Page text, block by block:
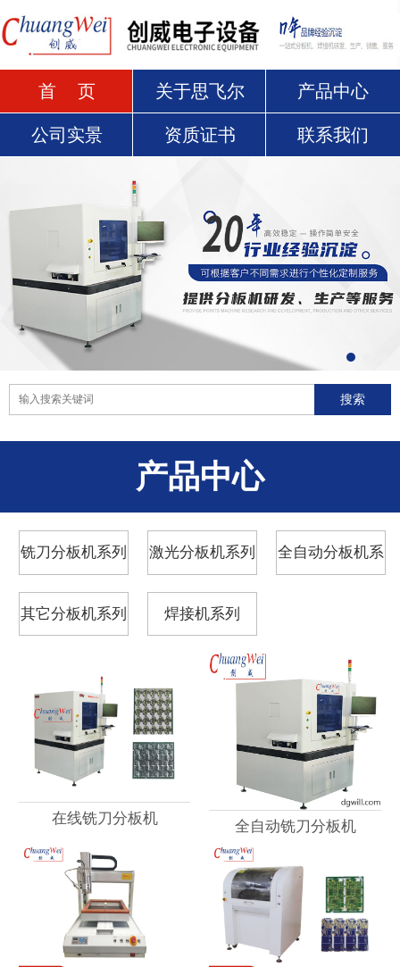
首 页 关于思飞尔 产品中心
公司实景 资质证书 联系我们
产品中心
铣刀分板机系列 激光分板机系列 全自动分板机系
其它分板机系列
焊接机系列
在线铣刀分板机 全自动铣刀分板机